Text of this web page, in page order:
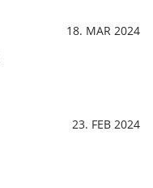
18. MAR 2024
23. FEB 2024